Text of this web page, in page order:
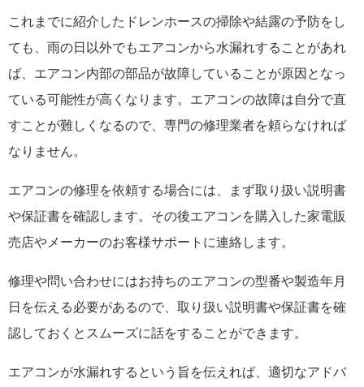
これまでに紹介したドレンホースの掃除や結露の予防をし
ても、雨の日以外でもエアコンから水漏れすることがあれ
ば、エアコン内部の部品が故障していることが原因となっ
ている可能性が高くなります。エアコンの故障は自分で直
すことが難しくなるので、専門の修理業者を頼らなければ
なりません。
エアコンの修理を依頼する場合には、まず取り扱い説明書
や保証書を確認します。その後エアコンを購入した家電販
売店やメーカーのお客様サポートに連絡します。
修理や問い合わせにはお持ちのエアコンの型番や製造年月
日を伝える必要があるので、取り扱い説明書や保証書を確
認しておくとスムーズに話をすることができます。
エアコンが水漏れするという旨を伝えれば、適切なアドバ